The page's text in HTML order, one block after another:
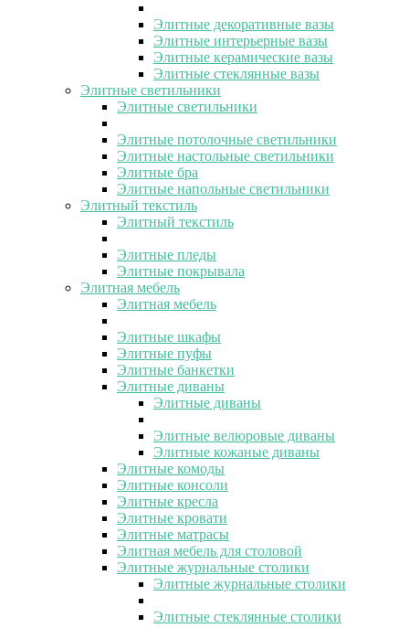
Элитные декоративные вазы
Элитные интерьерные вазы
Элитные керамические вазы
Элитные стеклянные вазы
Элитные светильники
Элитные светильники
Элитные потолочные светильники
Элитные настольные светильники
Элитные бра
Элитные напольные светильники
Элитный текстиль
Элитный текстиль
Элитные пледы
Элитные покрывала
Элитная мебель
Элитная мебель
Элитные шкафы
Элитные пуфы
Элитные банкетки
Элитные диваны
Элитные диваны
Элитные велюровые диваны
Элитные кожаные диваны
Элитные комоды
Элитные консоли
Элитные кресла
Элитные кровати
Элитные матрасы
Элитная мебель для столовой
Элитные журнальные столики
Элитные журнальные столики
Элитные стеклянные столики